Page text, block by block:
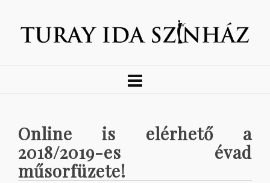
Online is elérhető a
2018/2019-es évad
műsorfüzete!